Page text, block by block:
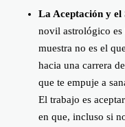
La Aceptación y el
novil astrológico es
muestra no es el
hacia una carrera
que te empuje a
El trabajo es
en que, incluso si